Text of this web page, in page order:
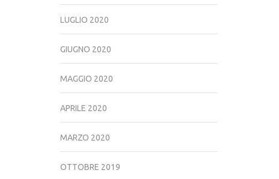
LUGLIO 2020
GIUGNO 2020
MAGGIO 2020
APRILE 2020
MARZO 2020
OTTOBRE 2019